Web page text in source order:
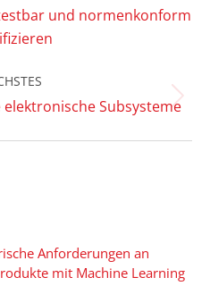
Vorheriger
Beitrag:
und normenkonform
Nächster
elektronische Subsysteme
Anforderungen an
mit Machine Learning